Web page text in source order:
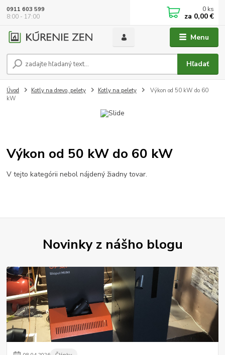
Menu
Hľadať
0911 603 599
8:00 - 17:00
0 ks
za 0,00 €
Úvod Kotly na drevo, pelety Kotly na pelety
Výkon od 50 kW do 60
kW
Výkon od 50 kW do 60 kW
V tejto kategórii nebol nájdený žiadny tovar.
Novinky z nášho blogu